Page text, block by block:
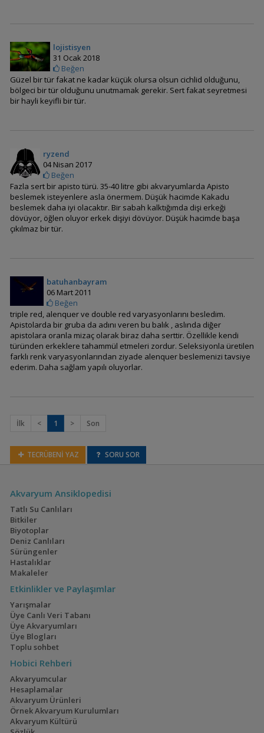
baenschi (inka)
Apistogramma
bitaeniata (Şeritli Cüce
lojistisyen
31 Ocak 2018
Beğen
Güzel bir tür fakat ne kadar küçük olursa olsun cichlid olduğunu,
bölgeci bir tür olduğunu unutmamak gerekir. Sert fakat seyretmesi
bir hayli keyifli bir tür.
ryzend
04 Nisan 2017
Beğen
Fazla sert bir apisto türü. 35-40 litre gibi akvaryumlarda Apisto
beslemek isteyenlere asla önermem. Düşük hacimde Kakadu
beslemek daha iyi olacaktır. Bir sabah kalktığımda dişi erkeği
dövüyor, öğlen oluyor erkek dişiyi dövüyor. Düşük hacimde başa
çıkılmaz bir tür.
batuhanbayram
06 Mart 2011
Beğen
triple red, alenquer ve double red varyasyonlarını besledim.
Apistolarda bir gruba da adını veren bu balık , aslında diğer
apistolara oranla mizaç olarak biraz daha serttir. Özellikle kendi
türünden erkeklere tahammül etmeleri zordur. Seleksiyonla üretilen
farklı renk varyasyonlarından ziyade alenquer beslemenizi tavsiye
ederim. Daha sağlam yapılı oluyorlar.
İlk < 1 > Son
TECRÜBENİ YAZ SORU SOR
Akvaryum Ansiklopedisi
Tatlı Su Canlıları
Bitkiler
Biyotoplar
Deniz Canlıları
Sürüngenler
Hastalıklar
Makaleler
Etkinlikler ve Paylaşımlar
Yarışmalar
Üye Canlı Veri Tabanı
Üye Akvaryumları
Üye Blogları
Toplu sohbet
Hobici Rehberi
Akvaryumcular
Hesaplamalar
Akvaryum Ürünleri
Örnek Akvaryum Kurulumları
Akvaryum Kültürü